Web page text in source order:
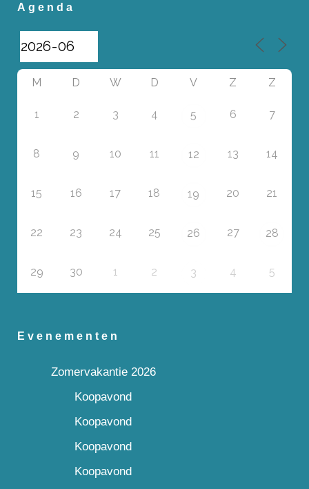
Agenda
M D W D V Z Z
1 2 3 4 5 6 7
8 9 10 11 12 13 14
15 16 17 18 19 20 21
22 23 24 25 26 27 28
29 30 1 2 3 4 5
Evenementen
Zomervakantie 2026
Koopavond
Koopavond
Koopavond
Koopavond